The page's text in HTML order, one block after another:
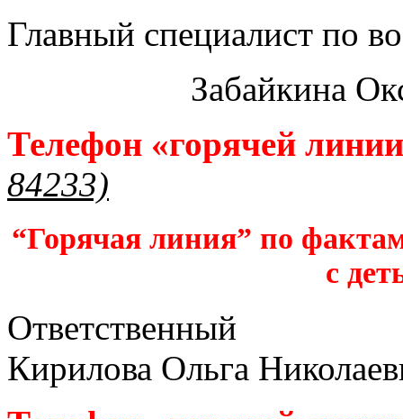
Главный специалист по
Забайкина
Телефон «горячей
84233)
“Горячая линия” по
с
Ответственный
Кирилова Ольга